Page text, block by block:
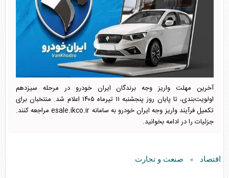
آخرین مهلت واریز وجه برندگان ایران خودرو در مرحله سیزدهم
اولویت‌بندی، تا پایان روز پنجشنبه ۱۱ تیرماه ۱۴۰۵ اعلام شد. منتخبان برای
تکمیل فرآیند واریز وجه ایران خودرو به سامانه esale.ikco.ir مراجعه کنند.
جزئیات را در ادامه بخوانید.
اقتصاد » صنعت و تجارت